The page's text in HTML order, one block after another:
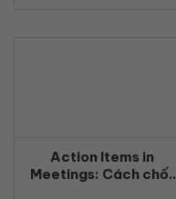
Action Items in
Meetings: Cách chốt